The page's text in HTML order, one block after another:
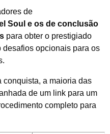
de
Soul e os de conclusão
para obter o prestigiado
desafios opcionais para os
conquista, a maioria das
de um link para um
completo para